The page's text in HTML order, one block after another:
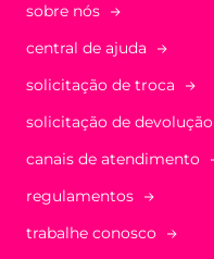
sobre nós
central de ajuda
solicitação de troca
solicitação de devolução
canais de atendimento
regulamentos
trabalhe conosco